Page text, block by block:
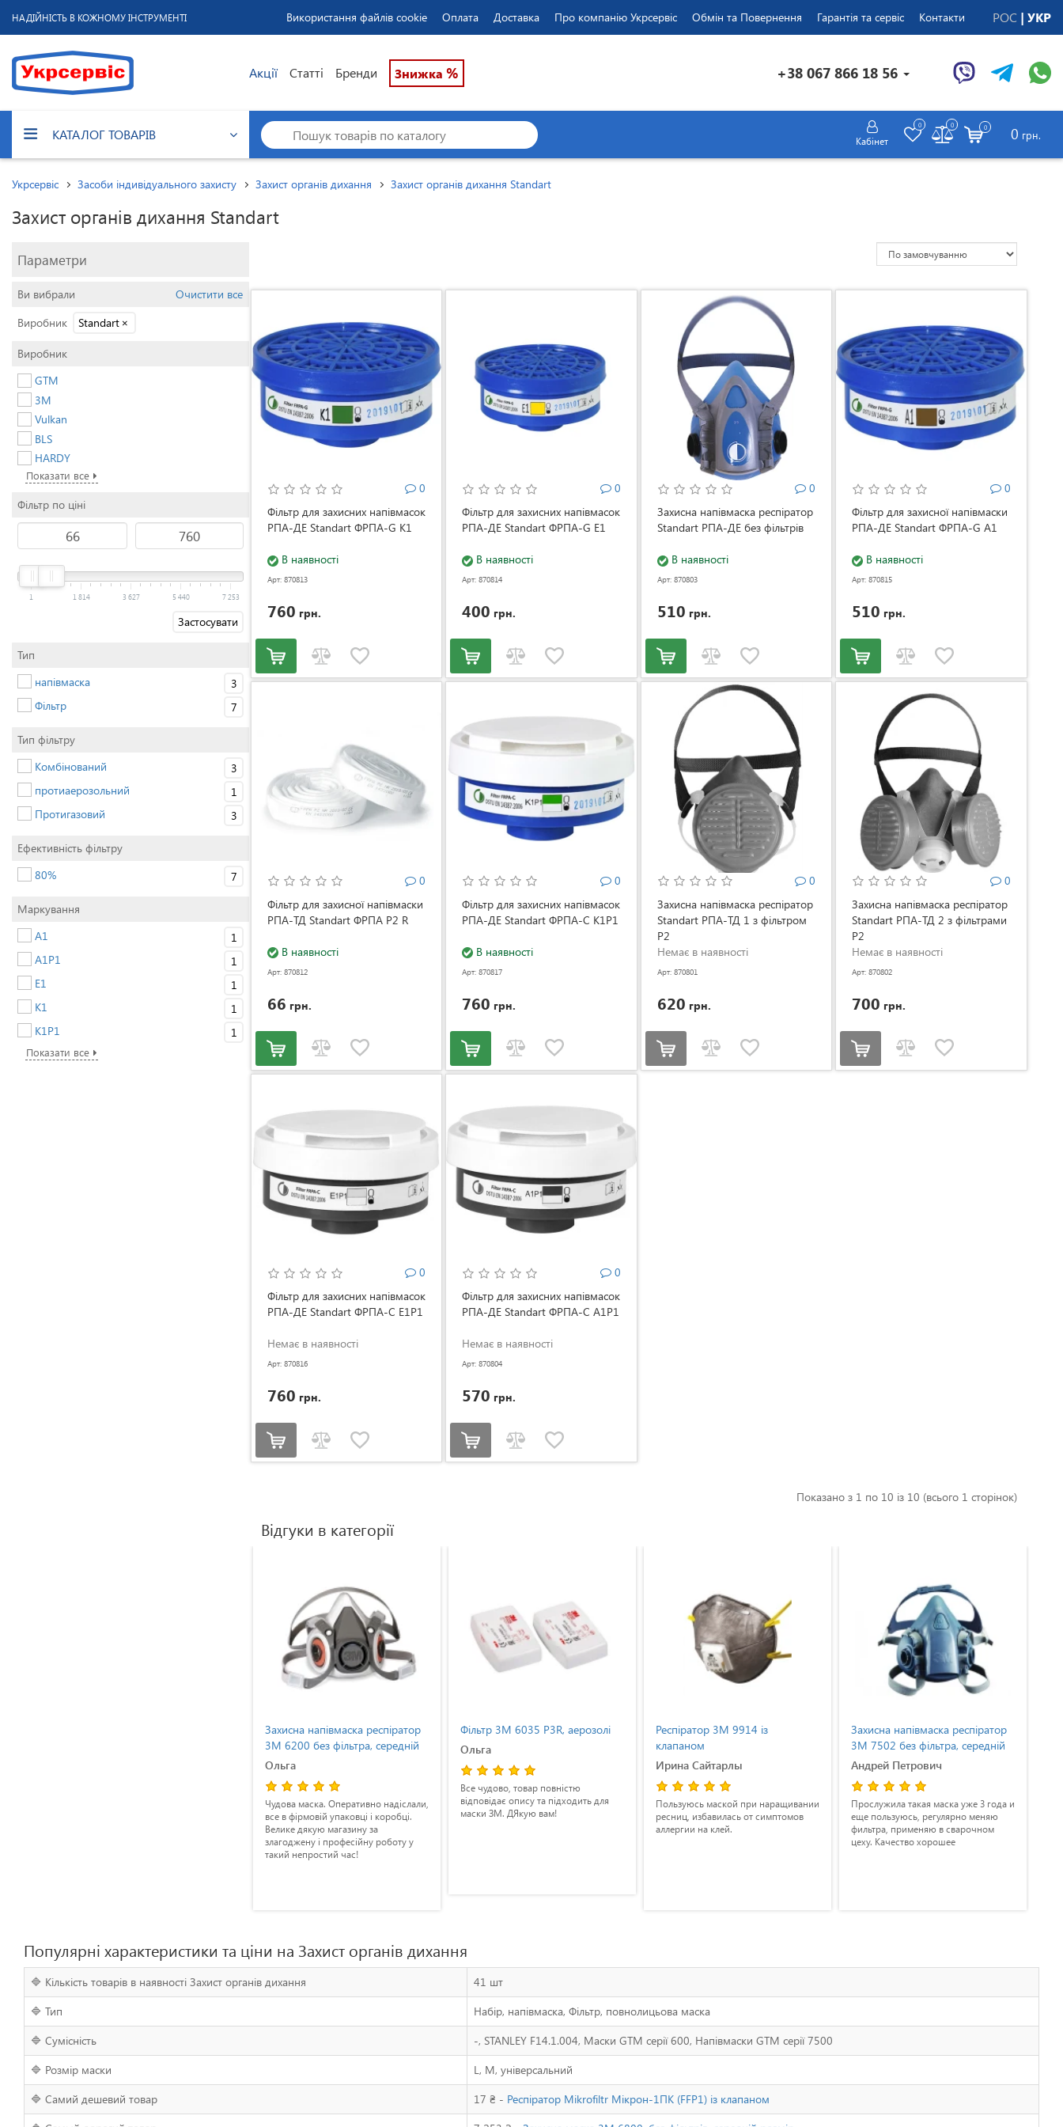
НАДІЙНІСТЬ В КОЖНОМУ ІНСТРУМЕНТІ Використання файлів cookie Оплата Доставка Про компанію Укрсервіс Обмін та Повернення Гарантія та сервіс Контакти РОС УКР
Акції Статті Бренди Знижка % +38 067 866 18 56
КАТАЛОГ ТОВАРІВ Кабінет
0 0 0 0 грн.
Укрсервіс Засоби індивідуального захисту Захист органів дихання Захист органів дихання Standart
Захист органів дихання Standart
Параметри
Ви вибрали
Очистити все
Виробник
Standart ×
Виробник
GTM
3M
Vulkan
BLS
HARDY
Показати все
Фільтр по ціні
1 1 814 3 627 5 440 7 253
Застосувати
Тип
напівмаска
3
Фільтр
7
Тип фільтру
Комбінований
3
протиаерозольний
1
Протигазовий
3
Ефективність фільтру
80%
7
Маркування
A1
1
A1Р1
1
E1
1
K1
1
K1Р1
1
Показати все
0
Фільтр для захисних напівмасок
РПА-ДЕ Standart ФРПА-G K1
В наявності
Арт: 870813
760 грн.
0
Фільтр для захисних напівмасок
РПА-ДЕ Standart ФРПА-G Е1
В наявності
Арт: 870814
400 грн.
0
Захисна напівмаска респіратор
Standart РПА-ДЕ без фільтрів
В наявності
Арт: 870803
510 грн.
0
Фільтр для захисної напівмаски
РПА-ДЕ Standart ФРПА-G A1
В наявності
Арт: 870815
510 грн.
0
Фільтр для захисної напівмаски
РПА-ТД Standart ФРПА Р2 R
В наявності
Арт: 870812
66 грн.
0
Фільтр для захисних напівмасок
РПА-ДЕ Standart ФРПА-С K1Р1
В наявності
Арт: 870817
760 грн.
0
Захисна напівмаска респіратор
Standart РПА-ТД 1 з фільтром
Р2
Немає в наявності
Арт: 870801
620 грн.
0
Захисна напівмаска респіратор
Standart РПА-ТД 2 з фільтрами
P2
Немає в наявності
Арт: 870802
700 грн.
0
Фільтр для захисних напівмасок
РПА-ДЕ Standart ФРПА-С Е1Р1
Немає в наявності
Арт: 870816
760 грн.
0
Фільтр для захисних напівмасок
РПА-ДЕ Standart ФРПА-С А1Р1
Немає в наявності
Арт: 870804
570 грн.
Показано з 1 по 10 із 10 (всього 1 сторінок)
Відгуки в категорії
Захисна напівмаска респіратор
3M 6200 без фільтра, середній
розмір
Ольга
Чудова маска. Оперативно надіслали,
все в фірмовій упаковці і коробці.
Велике дякую магазину за
злагоджену і професійну роботу у
такий непростий час!
Фільтр 3M 6035 P3R, аерозолі
Ольга
Все чудово, товар повністю
відповідає опису та підходить для
маски ЗМ. ДЯкую вам!
Респіратор 3М 9914 із
клапаном
Ирина Сайтарлы
Пользуюсь маской при наращивании
ресниц, избавилась от симптомов
аллергии на клей.
Захисна напівмаска респіратор
3M 7502 без фільтра, середній
розмір
Андрей Петрович
Прослужила такая маска уже 3 года и
еще пользуюсь, регулярно меняю
фильтра, применяю в сварочном
цеху. Качество хорошее
Популярні характеристики та ціни на Захист органів дихання
🔷 Кількість товарів в наявності Захист органів дихання
41 шт
🔷 Тип
Набір, напівмаска, Фільтр, повнолицьова маска
🔷 Сумісність
-, STANLEY F14.1.004, Маски GTM серії 600, Напівмаски GTM серії 7500
🔷 Розмір маски
L, M, універсальний
🔷 Самий дешевий товар
17 ₴ - Респіратор Mikrofiltr Мікрон-1ПК (FFP1) із клапаном